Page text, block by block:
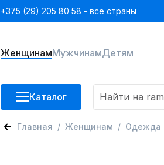
+375 (29) 205 80 58 - все страны
ЖенщинамМужчинамДетям
Каталог
Главная Женщинам Одежда